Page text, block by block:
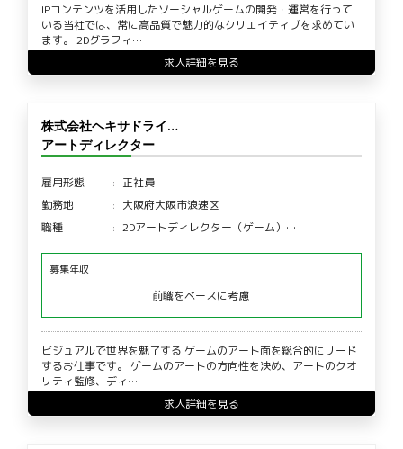
IPコンテンツを活用したソーシャルゲームの開発・運営を行って
いる当社では、常に高品質で魅力的なクリエイティブを求めてい
ます。 2Dグラフィ…
求人詳細を見る
株式会社ヘキサドライ…
アートディレクター
雇用形態
正社員
勤務地
大阪府大阪市浪速区
職種
2Dアートディレクター（ゲーム）…
募集年収
前職をベースに考慮
ビジュアルで世界を魅了する ゲームのアート面を総合的にリード
するお仕事です。 ゲームのアートの方向性を決め、アートのクオ
リティ監修、ディ…
求人詳細を見る